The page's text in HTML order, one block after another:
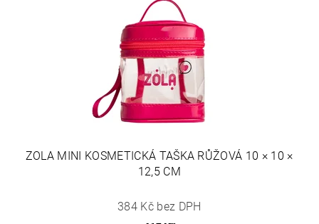
ZOLA MINI KOSMETICKÁ TAŠKA RŮŽOVÁ 10 × 10 ×
12,5 CM
384 Kč bez DPH